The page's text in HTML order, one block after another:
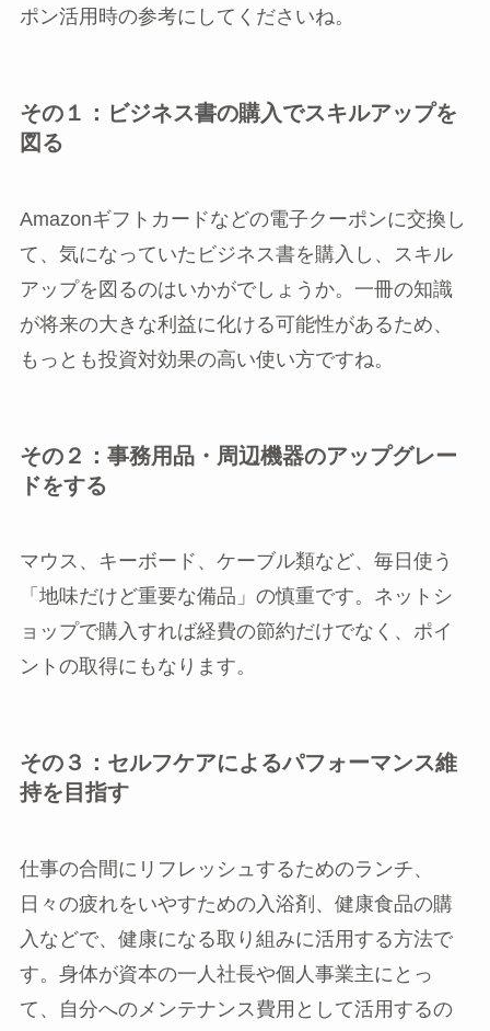
ポン活用時の参考にしてくださいね。
その１：ビジネス書の購入でスキルアップを
図る
Amazonギフトカードなどの電子クーポンに交換し
て、気になっていたビジネス書を購入し、スキル
アップを図るのはいかがでしょうか。一冊の知識
が将来の大きな利益に化ける可能性があるため、
もっとも投資対効果の高い使い方ですね。
その２：事務用品・周辺機器のアップグレー
ドをする
マウス、キーボード、ケーブル類など、毎日使う
「地味だけど重要な備品」の慎重です。ネットシ
ョップで購入すれば経費の節約だけでなく、ポイ
ントの取得にもなります。
その３：セルフケアによるパフォーマンス維
持を目指す
仕事の合間にリフレッシュするためのランチ、
日々の疲れをいやすための入浴剤、健康食品の購
入などで、健康になる取り組みに活用する方法で
す。身体が資本の一人社長や個人事業主にとっ
て、自分へのメンテナンス費用として活用するの